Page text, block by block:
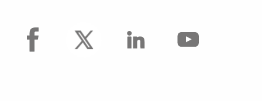
facebook